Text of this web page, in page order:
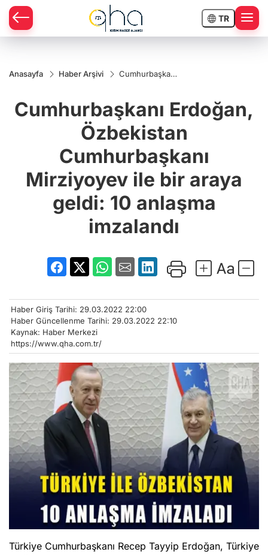
TR
Anasayfa Haber Arşivi
Cumhurbaşkanı
Cumhurbaşkanı
Mirziyoyev ile
bir araya geldi:
10 anlaşma
imzalandı
Cumhurbaşkanı Erdoğan,
Özbekistan
Cumhurbaşkanı
Mirziyoyev ile bir araya
geldi: 10 anlaşma
imzalandı
Haber Giriş Tarihi: 29.03.2022 22:00
Haber Güncellenme Tarihi: 29.03.2022 22:10
Kaynak: Haber Merkezi
https://www.qha.com.tr/
Türkiye Cumhurbaşkanı Recep Tayyip Erdoğan, Türkiye